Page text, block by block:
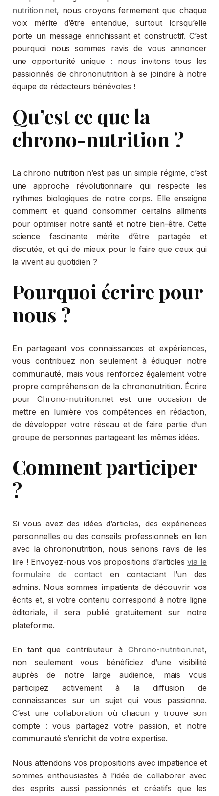
nutrition.net, nous croyons fermement que chaque
voix mérite d’être entendue, surtout lorsqu’elle
porte un message enrichissant et constructif. C’est
pourquoi nous sommes ravis de vous annoncer
une opportunité unique : nous invitons tous les
passionnés de chrononutrition à se joindre à notre
équipe de rédacteurs bénévoles !
Qu’est ce que la
chrono-nutrition ?
La chrono nutrition n’est pas un simple régime, c’est
une approche révolutionnaire qui respecte les
rythmes biologiques de notre corps. Elle enseigne
comment et quand consommer certains aliments
pour optimiser notre santé et notre bien-être. Cette
science fascinante mérite d’être partagée et
discutée, et qui de mieux pour le faire que ceux qui
la vivent au quotidien ?
Pourquoi écrire pour
nous ?
En partageant vos connaissances et expériences,
vous contribuez non seulement à éduquer notre
communauté, mais vous renforcez également votre
propre compréhension de la chrononutrition. Écrire
pour Chrono-nutrition.net est une occasion de
mettre en lumière vos compétences en rédaction,
de développer votre réseau et de faire partie d’un
groupe de personnes partageant les mêmes idées.
Comment participer
?
Si vous avez des idées d’articles, des expériences
personnelles ou des conseils professionnels en lien
avec la chrononutrition, nous serions ravis de les
lire ! Envoyez-nous vos propositions d’articlesvia le
formulaire de contact en contactant l’un des
admins. Nous sommes impatients de découvrir vos
écrits et, si votre contenu correspond à notre ligne
éditoriale, il sera publié gratuitement sur notre
plateforme.
En tant que contributeur à Chrono-nutrition.net,
non seulement vous bénéficiez d’une visibilité
auprès de notre large audience, mais vous
participez activement à la diffusion de
connaissances sur un sujet qui vous passionne.
C’est une collaboration où chacun y trouve son
compte : vous partagez votre passion, et notre
communauté s’enrichit de votre expertise.
Nous attendons vos propositions avec impatience et
sommes enthousiastes à l’idée de collaborer avec
des esprits aussi passionnés et créatifs que les